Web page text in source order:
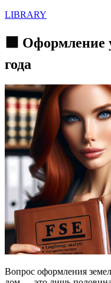
LIBRARY
🟩 Оформление
года
Вопрос оформления